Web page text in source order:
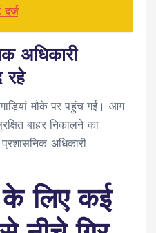
दर्ज
अधिकारी
रहे
मौके पर पहुंच गईं। आग
बाहर निकालने का
अधिकारी
लिए कई